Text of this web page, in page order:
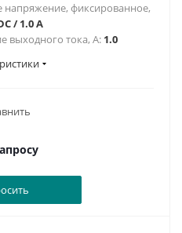
фиксированное,
/ 1.0 A
выходного тока, А: 1.0